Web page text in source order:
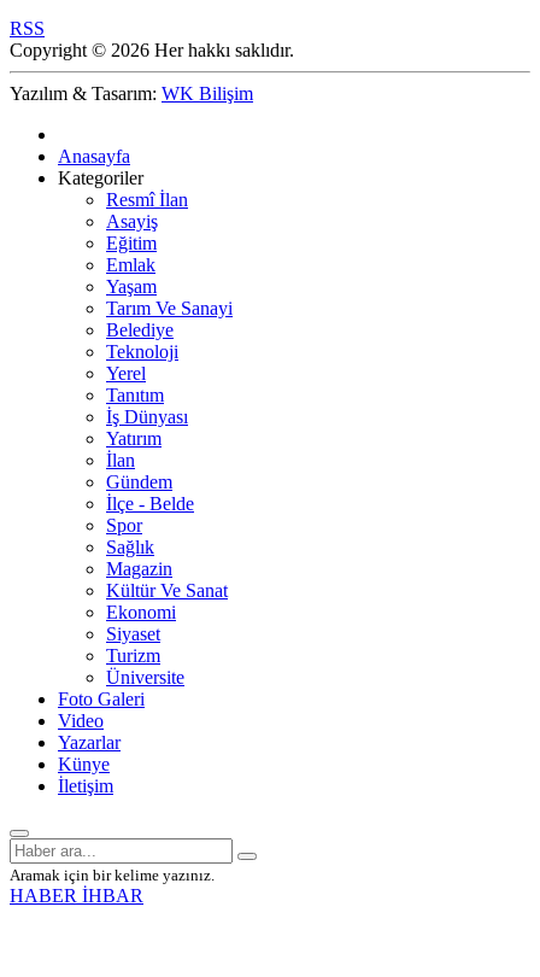
RSS
Copyright © 2026 Her hakkı saklıdır.
Yazılım & Tasarım: WK Bilişim
Anasayfa
Kategoriler
Resmî İlan
Asayiş
Eğitim
Emlak
Yaşam
Tarım Ve Sanayi
Belediye
Teknoloji
Yerel
Tanıtım
İş Dünyası
Yatırım
İlan
Gündem
İlçe - Belde
Spor
Sağlık
Magazin
Kültür Ve Sanat
Ekonomi
Siyaset
Turizm
Üniversite
Foto Galeri
Video
Yazarlar
Künye
İletişim
Aramak için bir kelime yazınız.
HABER İHBAR